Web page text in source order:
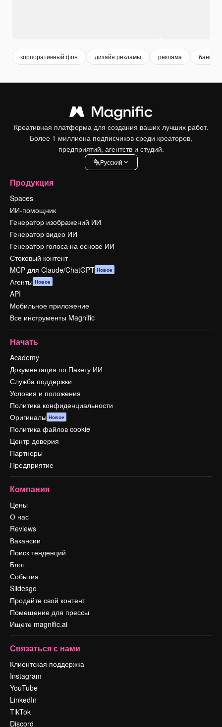
корпоративный фон дизайн рекламы реклама баннер
Креативная платформа для создания ваших лучших работ.
Более 1 миллиона подписчиков среди креаторов,
предприятий, агентств и студий.
Pусский
Продукция
Spaces
ИИ-помощник
Генератор изображений ИИ
Генератор видео ИИ
Генератор голоса на основе ИИ
Стоковый контент
MCP для Claude/ChatGPT Новое
Агенты Новое
API
Мобильное приложение
Все инструменты Magnific
Начать
Academy
Документация по Пакету ИИ
Служба поддержки
Условия и положения
Политика конфиденциальности
Оригиналы Новое
Политика файлов cookie
Центр доверия
Партнеры
Предприятие
Компания
Цены
О нас
Reviews
Вакансии
Поиск тенденций
Блог
События
Slidesgo
Продайте свой контент
Помещение для прессы
Ищете magnific.ai
Связаться с нами
Клиентская поддержка
Instagram
YouTube
LinkedIn
TikTok
Discord